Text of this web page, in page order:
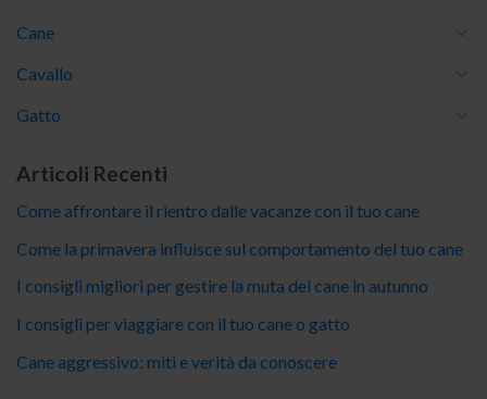
Cane
Cavallo
Gatto
Articoli Recenti
Come affrontare il rientro dalle vacanze con il tuo cane
Come la primavera influisce sul comportamento del tuo cane
I consigli migliori per gestire la muta del cane in autunno
I consigli per viaggiare con il tuo cane o gatto
Cane aggressivo: miti e verità da conoscere